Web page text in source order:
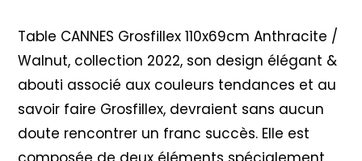
Table CANNES Grosfillex 110x69cm Anthracite /
Walnut, collection 2022, son design élégant &
abouti associé aux couleurs tendances et au
savoir faire Grosfillex, devraient sans aucun
doute rencontrer un franc succès. Elle est